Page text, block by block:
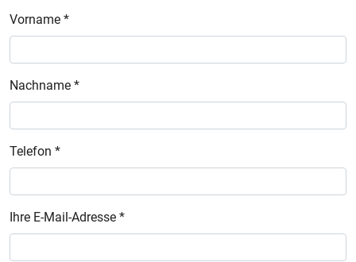
Vorname *
Nachname *
Telefon *
Ihre E-Mail-Adresse *